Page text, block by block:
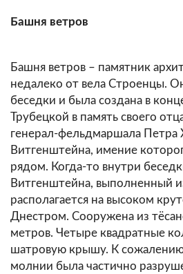
Башня ветров
Башня ветров – памятник
недалеко от вела Строенцы.
беседки и была создана в
Трубецкой в память своего
генерал-фельдмаршала Петра
Витгенштейна, имение
рядом. Когда-то внутри
Витгенштейна, выполненный
располагается на высоком
Днестром. Сооружена из
метров. Четыре квадратные
шатровую крышу. К
молнии была частично